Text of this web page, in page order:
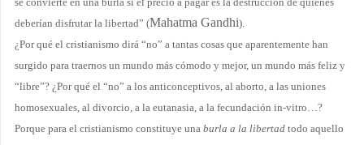
deberían disfrutar la libertad” (Mahatma Gandhi).
¿Por qué el cristianismo dirá “no” a tantas cosas que aparentemente han
surgido para traernos un mundo más cómodo y mejor, un mundo más feliz y
“libre”? ¿Por qué el “no” a los anticonceptivos, al aborto, a las uniones
homosexuales, al divorcio, a la eutanasia, a la fecundación in-vitro…?
Porque para el cristianismo constituye una burla a la libertad todo aquello